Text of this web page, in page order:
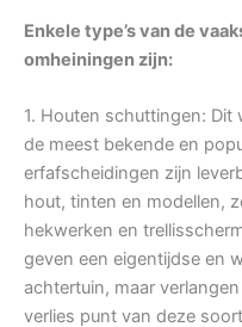
Enkele type’s van de
omheiningen zijn:
1. Houten schuttingen:
de meest bekende en
erfafscheidingen zijn
hout, tinten en modellen,
hekwerken en
geven een eigentijdse en
achtertuin, maar
verlies punt van deze